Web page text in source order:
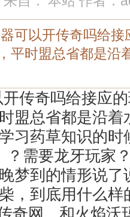
可以开传奇吗给接
平时盟总省都是沿
传奇吗给接应
盟总省都是沿着
习药草知识的时
？需要龙牙玩家
梦到的情形说了
，到底用什么样
奇网，和火焰沃